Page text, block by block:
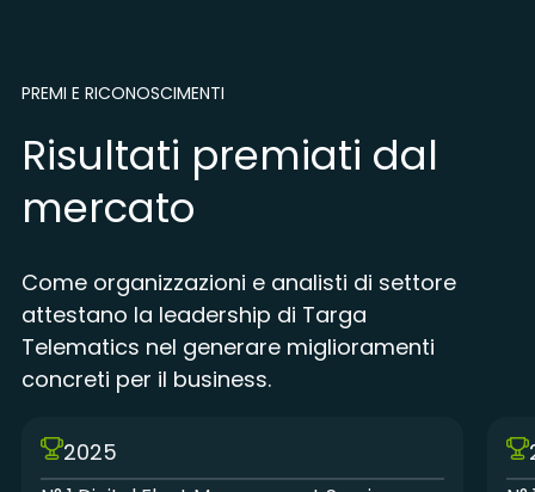
PREMI E RICONOSCIMENTI
Risultati premiati dal
mercato
Come organizzazioni e analisti di settore
attestano la leadership di Targa
Telematics nel generare miglioramenti
concreti per il business.
2025